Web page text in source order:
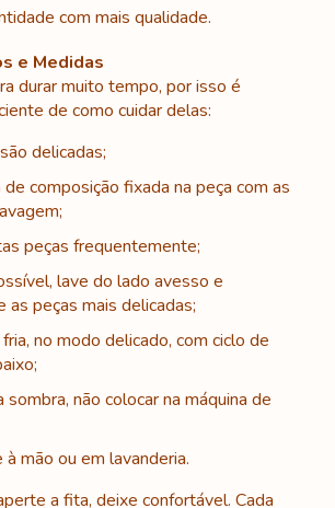
com mais qualidade.
e Medidas
durar muito tempo, por isso é
de como cuidar delas:
delicadas;
composição fixada na peça com as
peças frequentemente;
lave do lado avesso e
as peças mais delicadas;
no modo delicado, com ciclo de
sombra, não colocar na máquina de
à mão ou em lavanderia.
a fita, deixe confortável. Cada